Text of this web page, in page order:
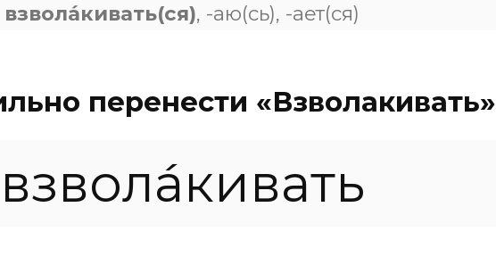
взвола́кивать(ся), -аю(сь), -ает(ся)
перенести «Взволакивать»
взвола́кивать